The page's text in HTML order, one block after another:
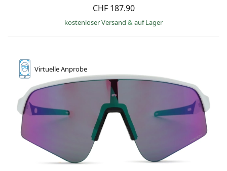
CHF 187.90
kostenloser Versand & auf Lager
VirtuelleAnprobe